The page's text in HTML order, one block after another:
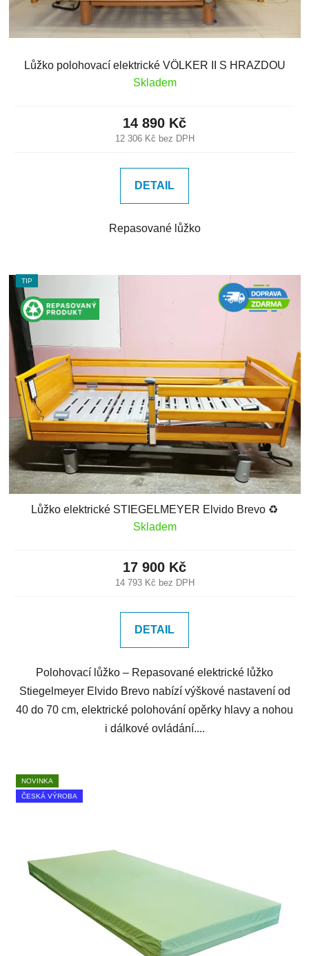
Lůžko polohovací elektrické VÖLKER II S HRAZDOU
Skladem
12 306 Kč bez DPH
14 890 Kč
DETAIL
Repasované lůžko
TIP
Lůžko elektrické STIEGELMEYER Elvido Brevo ♻️
Skladem
14 793 Kč bez DPH
17 900 Kč
DETAIL
Polohovací lůžko – Repasované elektrické lůžko
Stiegelmeyer Elvido Brevo nabízí výškové nastavení od
40 do 70 cm, elektrické polohování opěrky hlavy a nohou
i dálkové ovládání....
NOVINKA
ČESKÁ VÝROBA